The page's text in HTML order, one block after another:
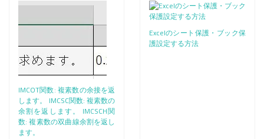
IMCOT関数: 複素数の余接を返
します。 IMCSC関数: 複素数の
余割を返します。 IMCSCH関
数: 複素数の双曲線余割を返し
ます。
Excelのシート保護・ブック保
護設定する方法